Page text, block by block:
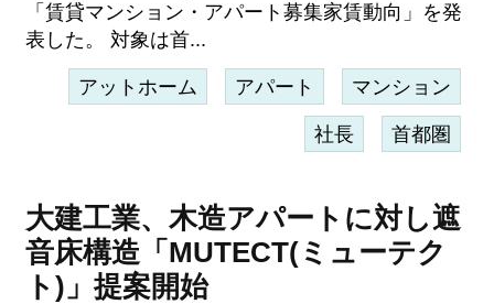
「賃貸マンション・アパート募集家賃動向」を発
表した。 対象は首...
アットホーム アパート マンション
社長 首都圏
大建工業、木造アパートに対し遮
音床構造「MUTECT(ミューテク
ト)」提案開始